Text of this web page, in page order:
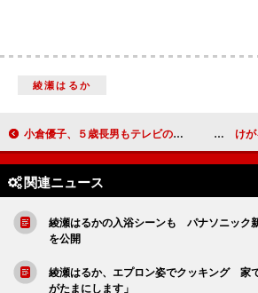
綾瀬はるか
小倉優子、５歳長男もテレビの仕事を“応援” 「『ママ、ゆうこりん出てるよ』と教えてくれる」 窪田正孝、ア
関連ニュース
綾瀬はるかの入浴シーンも パナソニック
を公開
綾瀬はるか、エプロン姿でクッキング 家
がたまにします」